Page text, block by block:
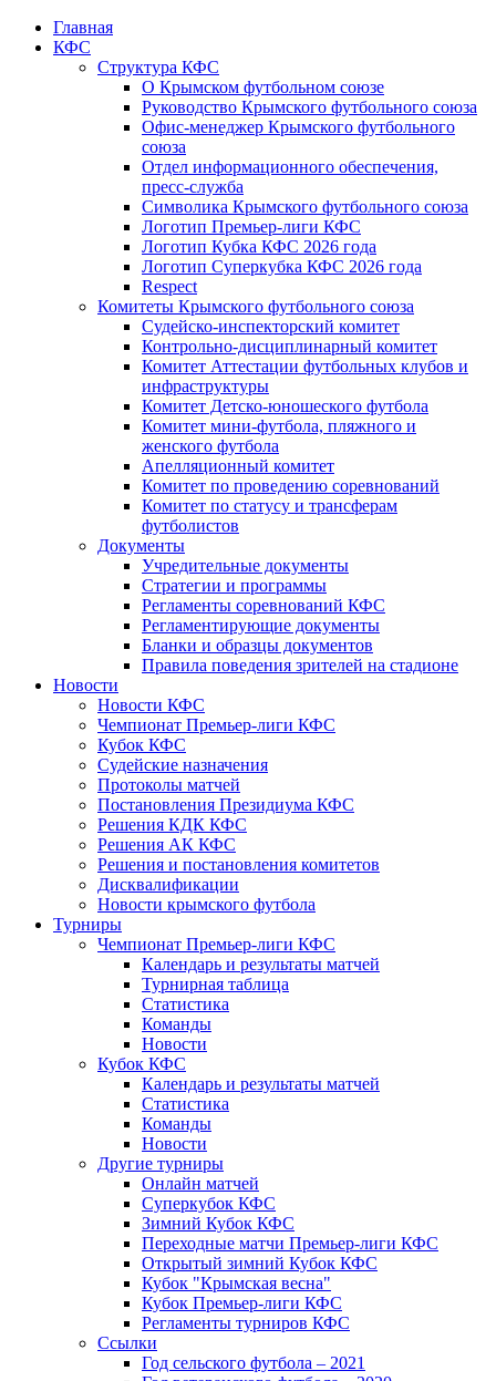
Главная
КФС
Структура КФС
О Крымском футбольном союзе
Руководство Крымского футбольного союза
Офис-менеджер Крымского футбольного
союза
Отдел информационного обеспечения,
пресс-служба
Символика Крымского футбольного союза
Логотип Премьер-лиги КФС
Логотип Кубка КФС 2026 года
Логотип Суперкубка КФС 2026 года
Respect
Комитеты Крымского футбольного союза
Судейско-инспекторский комитет
Контрольно-дисциплинарный комитет
Комитет Аттестации футбольных клубов и
инфраструктуры
Комитет Детско-юношеского футбола
Комитет мини-футбола, пляжного и
женского футбола
Апелляционный комитет
Комитет по проведению соревнований
Комитет по статусу и трансферам
футболистов
Документы
Учредительные документы
Стратегии и программы
Регламенты соревнований КФС
Регламентирующие документы
Бланки и образцы документов
Правила поведения зрителей на стадионе
Новости
Новости КФС
Чемпионат Премьер-лиги КФС
Кубок КФС
Судейские назначения
Протоколы матчей
Постановления Президиума КФС
Решения КДК КФС
Решения АК КФС
Решения и постановления комитетов
Дисквалификации
Новости крымского футбола
Турниры
Чемпионат Премьер-лиги КФС
Календарь и результаты матчей
Турнирная таблица
Статистика
Команды
Новости
Кубок КФС
Календарь и результаты матчей
Статистика
Команды
Новости
Другие турниры
Онлайн матчей
Суперкубок КФС
Зимний Кубок КФС
Переходные матчи Премьер-лиги КФС
Открытый зимний Кубок КФС
Кубок "Крымская весна"
Кубок Премьер-лиги КФС
Регламенты турниров КФС
Ссылки
Год сельского футбола – 2021